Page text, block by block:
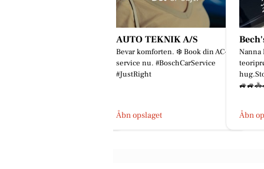
AUTO TEKNIK A/S
Bevar komforten. ❄️ Book din AC-
service nu. #BoschCarService
#JustRight
Åbn opslaget
Nanna
Åbn